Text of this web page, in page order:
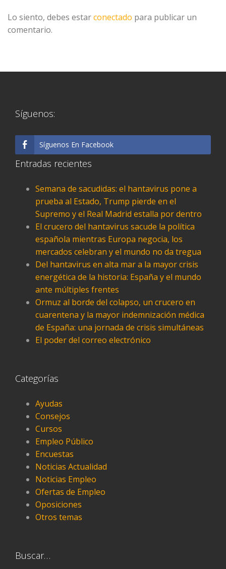
Lo siento, debes estarconectado para publicar un
comentario.
Síguenos:
Síguenos En Facebook
Entradas recientes
Semana de sacudidas: el hantavirus pone a
prueba al Estado, Trump pierde en el
Supremo y el Real Madrid estalla por dentro
El crucero del hantavirus sacude la política
española mientras Europa negocia, los
mercados celebran y el mundo no da tregua
Del hantavirus en alta mar a la mayor crisis
energética de la historia: España y el mundo
ante múltiples frentes
Ormuz al borde del colapso, un crucero en
cuarentena y la mayor indemnización médica
de España: una jornada de crisis simultáneas
El poder del correo electrónico
Categorías
Ayudas
Consejos
Cursos
Empleo Público
Encuestas
Noticias Actualidad
Noticias Empleo
Ofertas de Empleo
Oposiciones
Otros temas
Buscar…